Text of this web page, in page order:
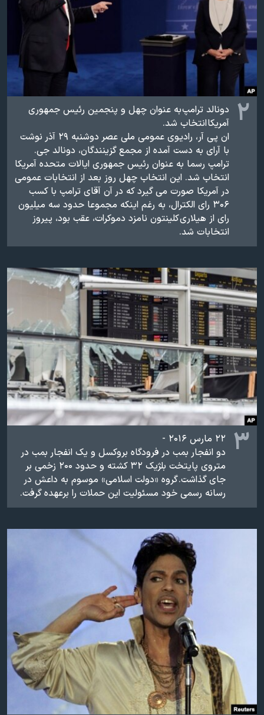
سفر پرزیدنت ترامپ به چین
۲
دونالد ترامپ به عنوان چهل و پنجمین رئیس جمهوری
آمریکا انتخاب شد.
ان پی آر، رادیوی عمومی ملی عصر دوشنبه ۲۹ آذر نوشت
با آرای به دست آمده از مجمع گزینندگان، دونالد جی.
ترامپ رسما به عنوان رئیس جمهوری ایالات متحده آمریکا
انتخاب شد. این انتخاب چهل روز بعد از انتخابات عمومی
در آمریکا صورت می گیرد که در آن آقای ترامپ با کسب
۳۰۶ رای الکترال، به رغم اینکه مجموعا حدود سه میلیون
رای از هیلاری کلینتون نامزد دموکرات، عقب بود، پیروز
انتخابات شد.
۳
۲۲ مارس ۲۰۱۶ -
دو انفجار بمب در فرودگاه بروکسل و یک انفجار بمب در
متروی پایتخت بلژیک ۳۲ کشته و حدود ۲۰۰ زخمی بر
جای گذاشت. گروه «دولت اسلامی» موسوم به داعش در
رسانه رسمی خود مسئولیت این حملات را برعهده گرفت.